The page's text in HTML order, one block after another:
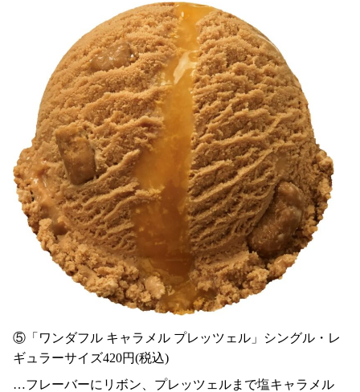
⑤「ワンダフル キャラメル プレッツェル」シングル・レ
ギュラーサイズ420円(税込)
…フレーバーにリボン、プレッツェルまで塩キャラメル